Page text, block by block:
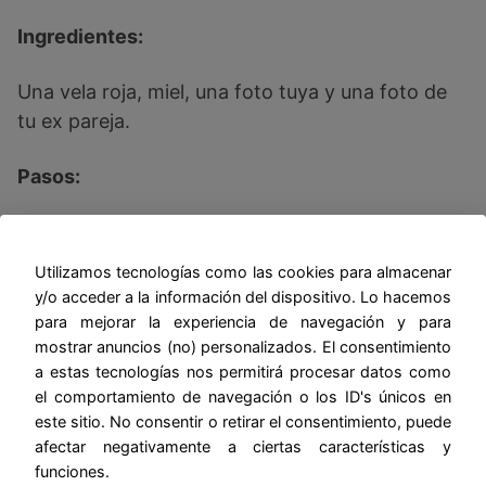
Ingredientes:
Una vela roja, miel, una foto tuya y una foto de
tu ex pareja.
Pasos:
tus manos y unta las fotografías. Visualiza a tu
pareja regresando a ti y mientras frotas las
fotografías.
Derrama un poco de cera sobre las fotos unidas
y repite tres veces en voz alta: “Que el amor que
nos une sea más fuerte que cualquier obstáculo
y que esta cera solidifique nuestra unión”.
Utilizamos tecnologías como las cookies para almacenar
y/o acceder a la información del dispositivo. Lo hacemos
para mejorar la experiencia de navegación y para
mostrar anuncios (no) personalizados. El consentimiento
a estas tecnologías nos permitirá procesar datos como
el comportamiento de navegación o los ID's únicos en
este sitio. No consentir o retirar el consentimiento, puede
afectar negativamente a ciertas características y
funciones.